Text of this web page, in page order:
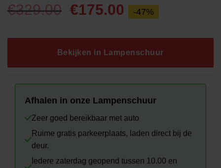
€329.00 Oorspronkelijke
was:
€329.00.
€175.00 Huidige
prijs
is:
€175.00.
-47%
Bekijken in Lampenschuur
Afhalen in onze Lampenschuur
Zeer goed bereikbaar met auto
Ruime gratis parkeerplaats, laden direct bij de
deur.
Iedere zaterdag geopend tussen 10.00 en